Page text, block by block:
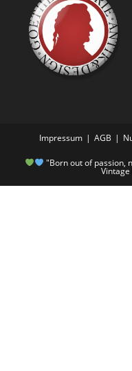
Impressum AGB
"Born out of passion,